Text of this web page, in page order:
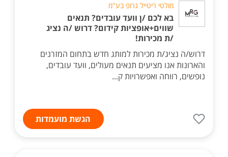
מולטי ריטייל גרופ בע"מ
בא לכם /ן וועד עובדים? תנאים
שווים+אופציות קידום? דרוש /ה נציג
/ת מכירות!
דרוש/ה נציג/ת מכירות למותג חדש בתחום המזרנים
והארונות אנו מציעים תנאים מעולים, וועד עובדים,
נופשים, רווחה ואפשרויות ק...
הגשת מועמדות